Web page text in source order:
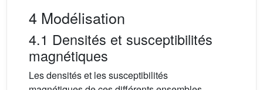
4 Modélisation
4.1 Densités et susceptibilités
magnétiques
Les densités et les susceptibilités